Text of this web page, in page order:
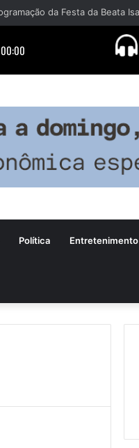
Política Entretenimento